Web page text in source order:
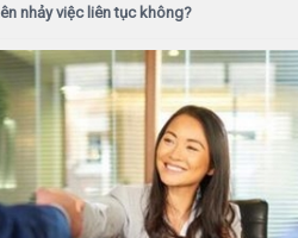
nhảy việc liên tục không?